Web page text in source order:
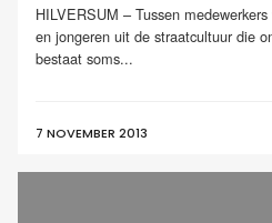
HILVERSUM – Tussen
en jongeren uit de straatcultuur die
bestaat soms...
7 NOVEMBER 2013